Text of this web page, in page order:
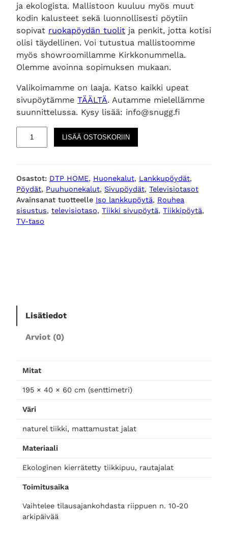
ja ekologista. Mallistoon kuuluu myös muut
kodin kalusteet sekä luonnollisesti pöytiin
sopivat ruokapöydän tuolit ja penkit, jotta kotisi
olisi täydellinen. Voi tutustua mallistoomme
myös showroomillamme Kirkkonummella.
Olemme avoinna sopimuksen mukaan.
Valikoimamme on laaja. Katso kaikki upeat
sivupöytämme TÄÄLTÄ. Autamme mielellämme
suunnittelussa. Kysy lisää: info@snugg.fi
o
p
o
l
n
v
LISÄÄ OSTOSKORIIN
Osastot: DTP HOME, Huonekalut, Lankkupöydät
Pöydät, Puuhuonekalut, Sivupöydät, Televisiotasot
Avainsanat tuotteelle Iso lankkupöytä, Rouhea
sisustus, televisiotaso, Tiikki sivupöytä, Tiikkipöytä
TV-taso
Lisätiedot
Arviot (0)
Mitat
195 × 40 × 60 cm (senttimetri)
Väri
naturel tiikki, mattamustat jalat
Materiaali
Ekologinen kierrätetty tiikkipuu, rautajalat
Toimitusaika
Vaihtelee tilausajankohdasta riippuen n. 10-20
arkipäivää